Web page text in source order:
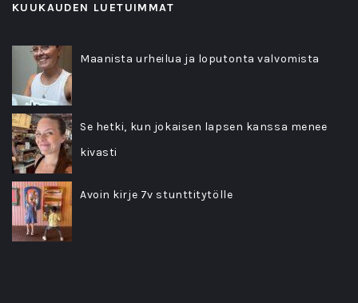
KUUKAUDEN LUETUIMMAT
Maanista urheilua ja loputonta valvomista
Se hetki, kun jokaisen lapsen kanssa menee
kivasti
Avoin kirje 7v stunttitytölle